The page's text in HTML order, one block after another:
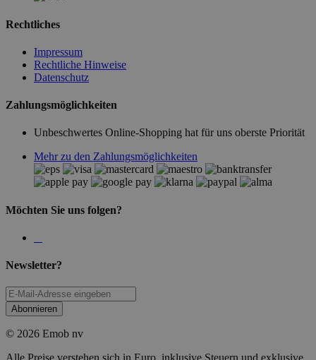
Rechtliches
Impressum
Rechtliche Hinweise
Datenschutz
Zahlungsmöglichkeiten
Unbeschwertes Online-Shopping hat für uns oberste Priorität
Mehr zu den Zahlungsmöglichkeiten
Möchten Sie uns folgen?
Newsletter?
Abonnieren
© 2026 Emob nv